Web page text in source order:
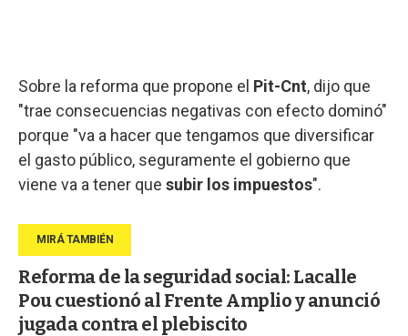
Sobre la reforma que propone el Pit-Cnt, dijo que
"trae consecuencias negativas con efecto dominó"
porque "va a hacer que tengamos que diversificar
el gasto público, seguramente el gobierno que
viene va a tener que subir los impuestos".
Reforma de la seguridad social: Lacalle
Pou cuestionó al Frente Amplio y anunció
jugada contra el plebiscito